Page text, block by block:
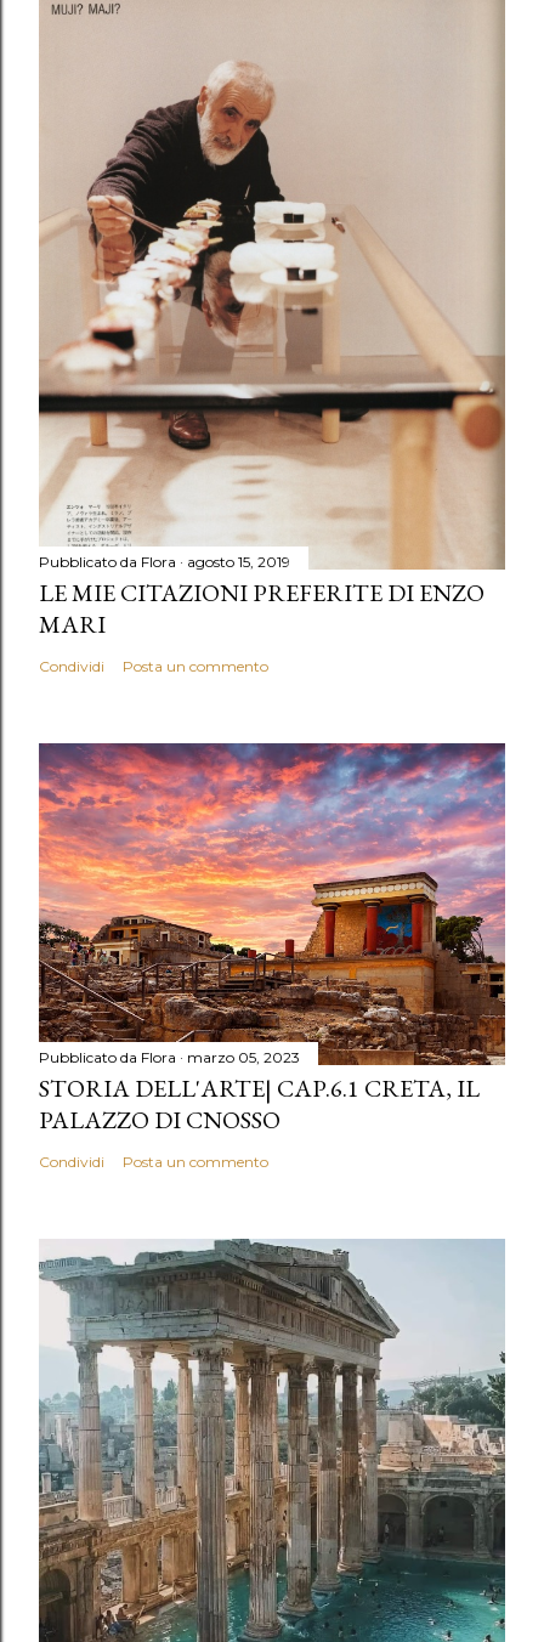
Pubblicato da Flora agosto 15, 2019
LE MIE CITAZIONI PREFERITE DI ENZO
MARI
Condividi Posta un commento
Pubblicato da Flora marzo 05, 2023
STORIA DELL'ARTE| CAP.6.1 CRETA, IL
PALAZZO DI CNOSSO
Condividi Posta un commento